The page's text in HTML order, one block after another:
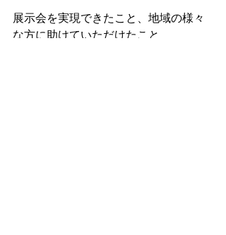
展示会を実現できたこと、地域の様々
な方に助けていただけたこと